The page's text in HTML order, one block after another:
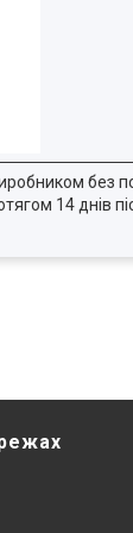
без
14 днів